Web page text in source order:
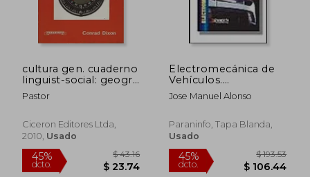
dcto. $ 57.93
45%
dcto.
cultura gen. cuaderno
linguist-social: geogr-
hista
Pastor
Ciceron Editores Ltda,
2010, Usado
Electromecánica de
Vehículos.
Circuitos Electricos
Jose Manuel Alonso
Paraninfo, Tapa Blanda,
Usado